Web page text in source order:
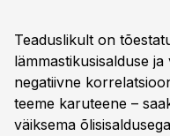
Teaduslikult on
lämmastikusisalduse
negatiivne
teeme karuteene –
väiksema